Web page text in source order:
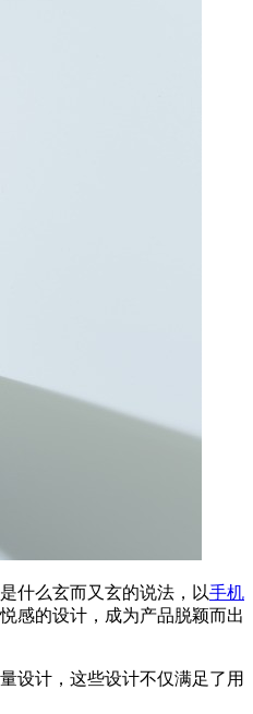
什么玄而又玄的说法，以手机
感的设计，成为产品脱颖而出
设计，这些设计不仅满足了用